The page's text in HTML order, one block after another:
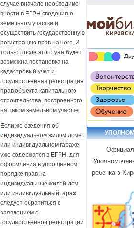
случае вначале необходимо
внести в ЕГРН сведения о
земельном участке и
осуществить государственную
регистрацию прав на него. И
только после этого уже будет
возможна постановка на
кадастровый учет и
государственная регистрация
прав объекта капитального
строительства, построенного
на таком земельном участке.
Если же сведения об
индивидуальном жилом доме
или индивидуальном гараже
уже содержатся в ЕГРН, для
оформления в упрощенном
порядке прав на
индивидуальные жилой дом
или индивидуальный гараж
следует обратиться с
заявлением о
государственной регистрации
ребенка в